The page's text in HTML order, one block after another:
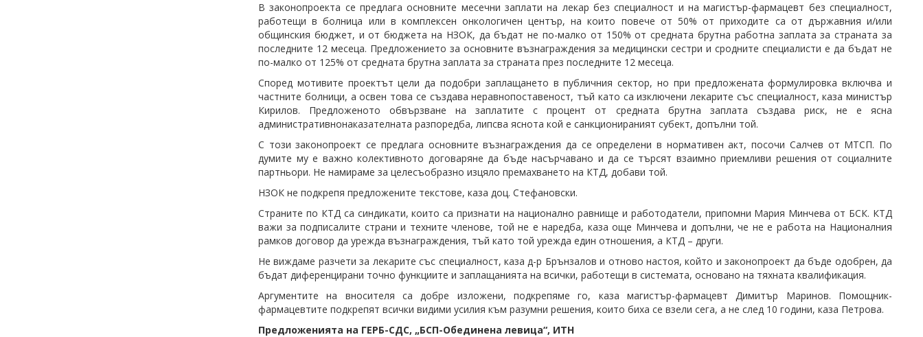
В законопроекта се предлага основните месечни заплати на лекар без специалност и на магистър-фармацевт без специалност,
работещи в болница или в комплексен онкологичен център, на които повече от 50% от приходите са от държавния и/или
общинския бюджет, и от бюджета на НЗОК, да бъдат не по-малко от 150% от средната брутна работна заплата за страната за
последните 12 месеца. Предложението за основните възнаграждения за медицински сестри и сродните специалисти е да бъдат не
по-малко от 125% от средната брутна заплата за страната през последните 12 месеца.
Според мотивите проектът цели да подобри заплащането в публичния сектор, но при предложената формулировка включва и
частните болници, а освен това се създава неравнопоставеност, тъй като са изключени лекарите със специалност, каза министър
Кирилов. Предложеното обвързване на заплатите с процент от средната брутна заплата създава риск, не е ясна
административнонаказателната разпоредба, липсва яснота кой е санкционираният субект, допълни той.
С този законопроект се предлага основните възнаграждения да се определени в нормативен акт, посочи Салчев от МТСП. По
думите му е важно колективното договаряне да бъде насърчавано и да се търсят взаимно приемливи решения от социалните
партньори. Не намираме за целесъобразно изцяло премахването на КТД, добави той.
НЗОК не подкрепя предложените текстове, каза доц. Стефановски.
Страните по КТД са синдикати, които са признати на национално равнище и работодатели, припомни Мария Минчева от БСК. КТД
важи за подписалите страни и техните членове, той не е наредба, каза още Минчева и допълни, че не е работа на Националния
рамков договор да урежда възнаграждения, тъй като той урежда един отношения, а КТД – други.
Не виждаме разчети за лекарите със специалност, каза д-р Брънзалов и отново настоя, който и законопроект да бъде одобрен, да
бъдат диференцирани точно функциите и заплащанията на всички, работещи в системата, основано на тяхната квалификация.
Аргументите на вносителя са добре изложени, подкрепяме го, каза магистър-фармацевт Димитър Маринов. Помощник-
фармацевтите подкрепят всички видими усилия към разумни решения, които биха се взели сега, а не след 10 години, каза Петрова.
Предложенията на ГЕРБ-СДС, „БСП-Обединена левица“, ИТН